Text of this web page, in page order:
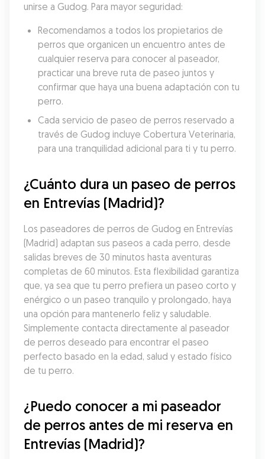
unirse a Gudog. Para mayor seguridad:
Recomendamos a todos los propietarios de
perros que organicen un encuentro antes de
cualquier reserva para conocer al paseador,
practicar una breve ruta de paseo juntos y
confirmar que haya una buena adaptación con tu
perro.
Cada servicio de paseo de perros reservado a
través de Gudog incluye Cobertura Veterinaria,
para una tranquilidad adicional para ti y tu perro.
¿Cuánto dura un paseo de perros
en Entrevías (Madrid)?
Los paseadores de perros de Gudog en Entrevías
(Madrid) adaptan sus paseos a cada perro, desde
salidas breves de 30 minutos hasta aventuras
completas de 60 minutos. Esta flexibilidad garantiza
que, ya sea que tu perro prefiera un paseo corto y
enérgico o un paseo tranquilo y prolongado, haya
una opción para mantenerlo feliz y saludable.
Simplemente contacta directamente al paseador
de perros deseado para encontrar el paseo
perfecto basado en la edad, salud y estado físico
de tu perro.
¿Puedo conocer a mi paseador
de perros antes de mi reserva en
Entrevías (Madrid)?